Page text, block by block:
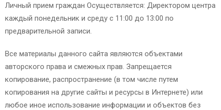
Личный прием граждан Осуществляется: Директором центра
каждый понедельник и среду с 11:00 до 13:00 по
предварительной записи.
Все материалы данного сайта являются объектами
авторского права и смежных прав. Запрещается
копирование, распространение (в том числе путем
копирования на другие сайты и ресурсы в Интернете) или
любое иное использование информации и объектов без